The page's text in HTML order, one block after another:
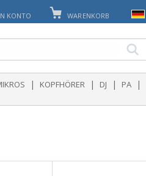
KONTO WARENKORB
| KOPFHÖRER | DJ | PA |